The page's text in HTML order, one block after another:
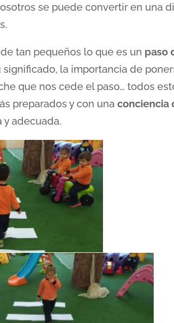
se puede convertir en una
tan pequeños lo que es un paso
significado, la importancia de
que nos cede el paso… todos
preparados y con unaconciencia
y adecuada.